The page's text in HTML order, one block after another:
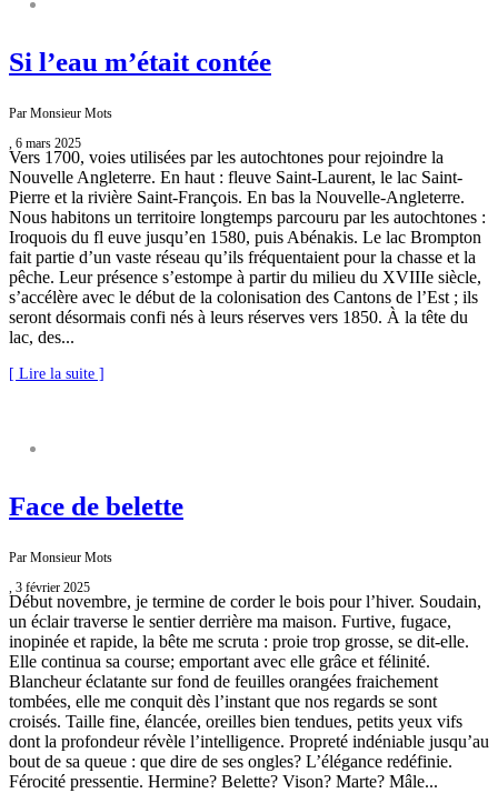
Si l’eau m’était contée
Par Monsieur Mots
, 6 mars 2025
Vers 1700, voies utilisées par les autochtones pour rejoindre la
Nouvelle Angleterre. En haut : fleuve Saint-Laurent, le lac Saint-
Pierre et la rivière Saint-François. En bas la Nouvelle-Angleterre.
Nous habitons un territoire longtemps parcouru par les autochtones :
Iroquois du fl euve jusqu’en 1580, puis Abénakis. Le lac Brompton
fait partie d’un vaste réseau qu’ils fréquentaient pour la chasse et la
pêche. Leur présence s’estompe à partir du milieu du XVIIIe siècle,
s’accélère avec le début de la colonisation des Cantons de l’Est ; ils
seront désormais confi nés à leurs réserves vers 1850. À la tête du
lac, des...
[ Lire la suite ]
Face de belette
Par Monsieur Mots
, 3 février 2025
Début novembre, je termine de corder le bois pour l’hiver. Soudain,
un éclair traverse le sentier derrière ma maison. Furtive, fugace,
inopinée et rapide, la bête me scruta : proie trop grosse, se dit-elle.
Elle continua sa course; emportant avec elle grâce et félinité.
Blancheur éclatante sur fond de feuilles orangées fraichement
tombées, elle me conquit dès l’instant que nos regards se sont
croisés. Taille fine, élancée, oreilles bien tendues, petits yeux vifs
dont la profondeur révèle l’intelligence. Propreté indéniable jusqu’au
bout de sa queue : que dire de ses ongles? L’élégance redéfinie.
Férocité pressentie. Hermine? Belette? Vison? Marte? Mâle...